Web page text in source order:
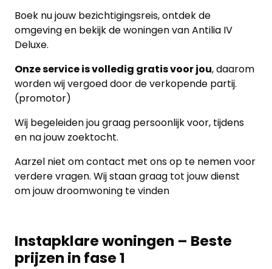
Boek nu jouw bezichtigingsreis, ontdek de
omgeving en bekijk de woningen van Antilia IV
Deluxe.
Onze service is volledig gratis voor jou, daarom
worden wij vergoed door de verkopende partij.
(promotor)
Wij begeleiden jou graag persoonlijk voor, tijdens
en na jouw zoektocht.
Aarzel niet om contact met ons op te nemen voor
verdere vragen. Wij staan ​​graag tot jouw dienst
om jouw droomwoning te vinden
Instapklare woningen – Beste
prijzen in fase 1